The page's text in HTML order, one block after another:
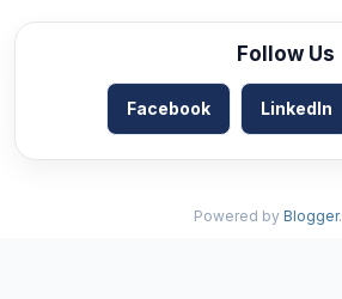
Follow Us
Facebook LinkedIn
Powered by Blogger.